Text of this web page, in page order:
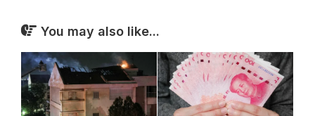
You may also like...